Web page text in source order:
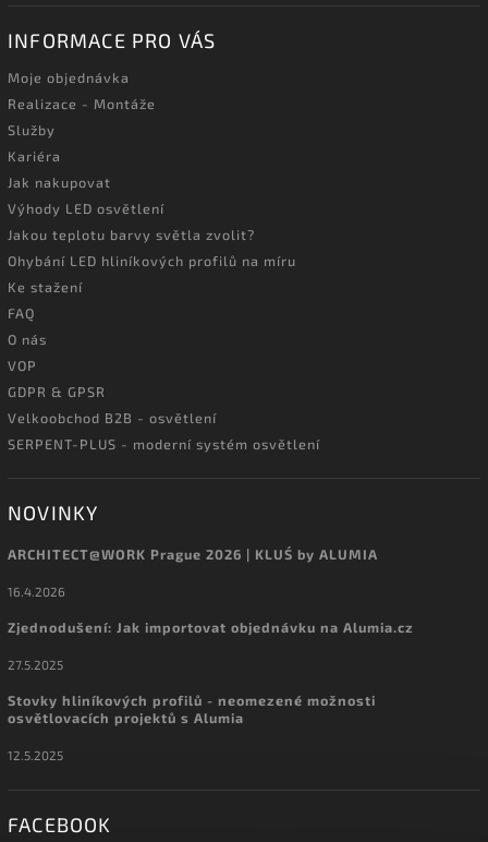
INFORMACE PRO VÁS
Moje objednávka
Realizace - Montáže
Služby
Kariéra
Jak nakupovat
Výhody LED osvětlení
Jakou teplotu barvy světla zvolit?
Ohybání LED hliníkových profilů na míru
Ke stažení
FAQ
O nás
VOP
GDPR & GPSR
Velkoobchod B2B - osvětlení
SERPENT-PLUS - moderní systém osvětlení
NOVINKY
ARCHITECT@WORK Prague 2026 | KLUŚ by ALUMIA
16.4.2026
Zjednodušení: Jak importovat objednávku na Alumia.cz
27.5.2025
Stovky hliníkových profilů - neomezené možnosti
osvětlovacích projektů s Alumia
12.5.2025
FACEBOOK